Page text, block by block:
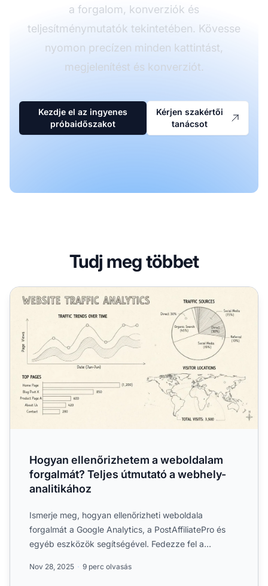
a forgalom, konverziók és
teljesítménymutatók tekintetében. Kövesse
nyomon precízen minden kattintást,
megjelenítést és konverziót.
Kezdje el az ingyenes
próbaidőszakot
Kérjen szakértői
tanácsot
Tudj meg többet
Hogyan ellenőrizhetem a weboldalam forgalmát? Teljes
Hogyan ellenőrizhetem a weboldalam
forgalmát? Teljes útmutató a webhely-
analitikához
Ismerje meg, hogyan ellenőrizheti weboldala
forgalmát a Google Analytics, a PostAffiliatePro és
egyéb eszközök segítségével. Fedezze fel a
Nov 28, 2025 9 perc olvasás